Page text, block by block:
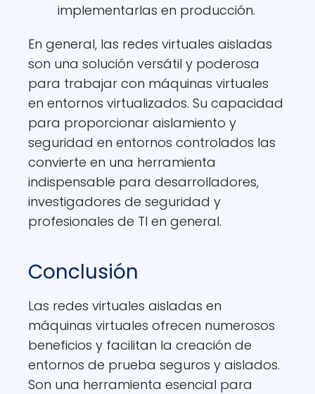
implementarlas en producción.
En general, las redes virtuales aisladas
son una solución versátil y poderosa
para trabajar con máquinas virtuales
en entornos virtualizados. Su capacidad
para proporcionar aislamiento y
seguridad en entornos controlados las
convierte en una herramienta
indispensable para desarrolladores,
investigadores de seguridad y
profesionales de TI en general.
Conclusión
Las redes virtuales aisladas en
máquinas virtuales ofrecen numerosos
beneficios y facilitan la creación de
entornos de prueba seguros y aislados.
Son una herramienta esencial para